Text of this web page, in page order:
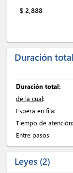
$ 2,888
Duración total
Duración total:
de la cual:
Espera en fila:
Tiempo de atención:
Entre pasos:
Leyes 2